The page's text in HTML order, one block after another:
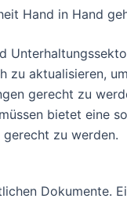
Hand in Hand
zu aktualisieren,
gerecht zu
bietet eine
zu werden.
Dokumente.